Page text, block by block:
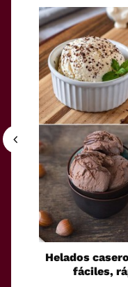
Helados
fáciles,